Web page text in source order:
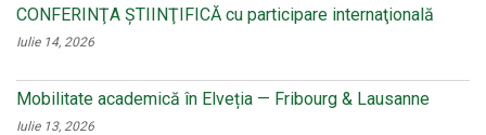
CONFERINŢA ŞTIINŢIFICĂ cu participare internaţională
Iulie 14, 2026
Mobilitate academică în Elveția — Fribourg & Lausanne
Iulie 13, 2026